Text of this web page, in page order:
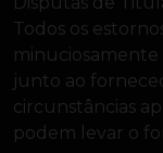
Todos os
junto ao
circunstâncias
podem levar o